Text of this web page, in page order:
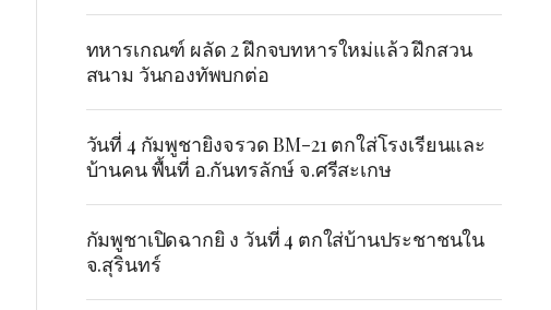
ทหารเกณฑ์ ผลัด 2 ฝึกจบทหารใหม่แล้ว ฝึกสวน
สนาม วันกองทัพบกต่อ
วันที่ 4 กัมพูชายิงจรวด BM-21 ตกใส่โรงเรียนและ
บ้านคน พื้นที่ อ.กันทรลักษ์ จ.ศรีสะเกษ
กัมพูชาเปิดฉากยิ ง วันที่ 4 ตกใส่บ้านประชาชนใน
จ.สุรินทร์